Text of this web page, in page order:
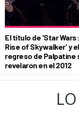
SOCIEDAD
El título de 'Star
Rise of Skywalker' y el
regreso de Palpatine
revelaron en el 2012